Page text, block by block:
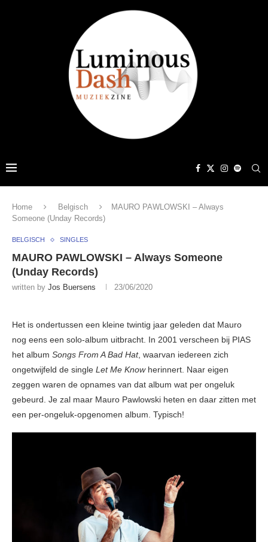
Home Belgisch
MAURO PAWLOWSKI – Always
Someone (Unday Records)
BELGISCH SINGLES
MAURO PAWLOWSKI – Always Someone
(Unday Records)
written by Jos Buersens 23/06/2020
Het is ondertussen een kleine twintig jaar geleden dat Mauro
nog eens een solo-album uitbracht. In 2001 verscheen bij PIAS
het album Songs From A Bad Hat, waarvan iedereen zich
ongetwijfeld de single Let Me Know herinnert. Naar eigen
zeggen waren de opnames van dat album wat per ongeluk
gebeurd. Je zal maar Mauro Pawlowski heten en daar zitten met
een per-ongeluk-opgenomen album. Typisch!